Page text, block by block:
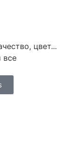
цвет...
все